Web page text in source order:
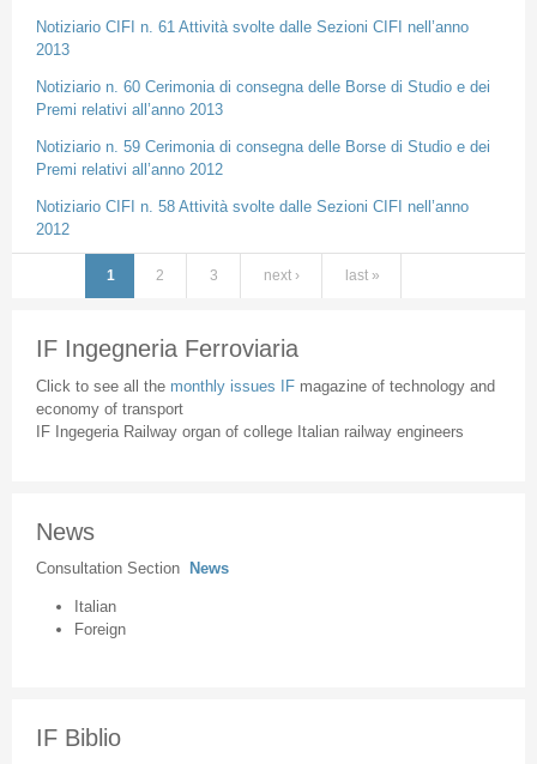
Notiziario CIFI n. 61 Attività svolte dalle Sezioni CIFI nell’anno
2013
Notiziario n. 60 Cerimonia di consegna delle Borse di Studio e dei
Premi relativi all’anno 2013
Notiziario n. 59 Cerimonia di consegna delle Borse di Studio e dei
Premi relativi all’anno 2012
Notiziario CIFI n. 58 Attività svolte dalle Sezioni CIFI nell’anno
2012
1 2 3 next › last »
IF Ingegneria Ferroviaria
Click to see all the monthly issues IF magazine of technology and
economy of transport
IF Ingegeria Railway organ of college Italian railway engineers
News
Consultation Section News
Italian
Foreign
IF Biblio